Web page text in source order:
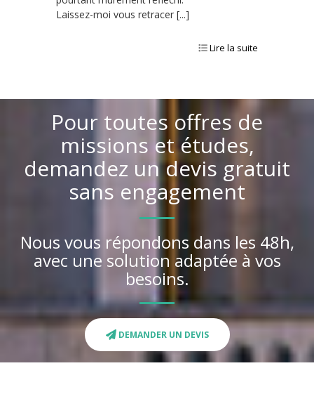
Laissez-moi vous retracer [...]
Lire la suite
Pour toutes offres de
missions et études,
demandez un devis gratuit
sans engagement
Nous vous répondons dans les 48h,
avec une solution adaptée à vos
besoins.
DEMANDER UN DEVIS